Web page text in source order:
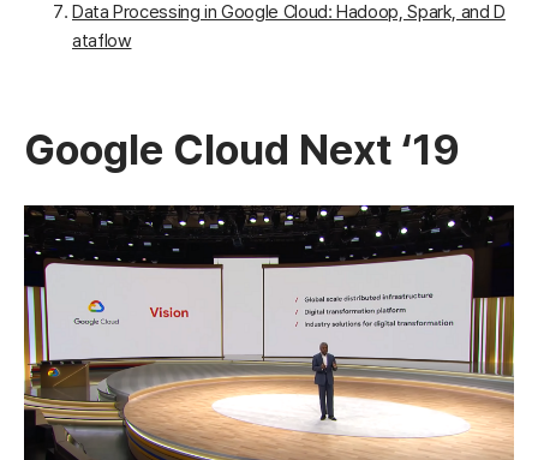
Data Processing in Google Cloud: Hadoop, Spark, and D
ataflow
Google Cloud Next ‘19